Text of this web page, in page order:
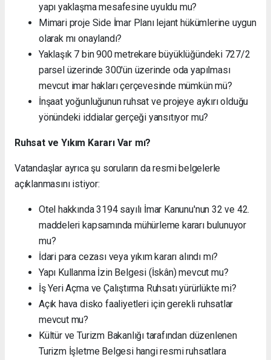
yapı yaklaşma mesafesine uyuldu mu?
Mimari proje Side İmar Planı lejant hükümlerine uygun
olarak mı onaylandı?
Yaklaşık 7 bin 900 metrekare büyüklüğündeki 727/2
parsel üzerinde 300'ün üzerinde oda yapılması
mevcut imar hakları çerçevesinde mümkün mü?
İnşaat yoğunluğunun ruhsat ve projeye aykırı olduğu
yönündeki iddialar gerçeği yansıtıyor mu?
Ruhsat ve Yıkım Kararı Var mı?
Vatandaşlar ayrıca şu soruların da resmi belgelerle
açıklanmasını istiyor:
Otel hakkında 3194 sayılı İmar Kanunu'nun 32 ve 42.
maddeleri kapsamında mühürleme kararı bulunuyor
mu?
İdari para cezası veya yıkım kararı alındı mı?
Yapı Kullanma İzin Belgesi (İskân) mevcut mu?
İş Yeri Açma ve Çalıştırma Ruhsatı yürürlükte mi?
Açık hava disko faaliyetleri için gerekli ruhsatlar
mevcut mu?
Kültür ve Turizm Bakanlığı tarafından düzenlenen
Turizm İşletme Belgesi hangi resmi ruhsatlara